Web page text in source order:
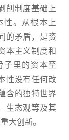
削制度基础上
性。从根本上
的矛盾，是资
本主义制度和
子里的资本至
性没有任何改
含的独特世界
生态观等及其
大创新。